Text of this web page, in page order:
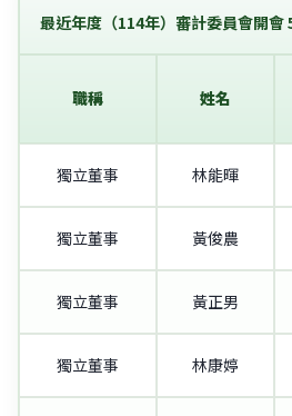
最近年度（114年）審計委員會開會
職稱 姓名
獨立董事 林能暉
獨立董事 黃俊農
獨立董事 黃正男
獨立董事 林康婷